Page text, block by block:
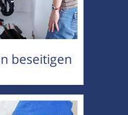
beseitigen